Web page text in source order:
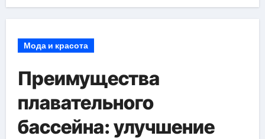
Мода и красота
Преимущества
плавательного
бассейна: улучшение